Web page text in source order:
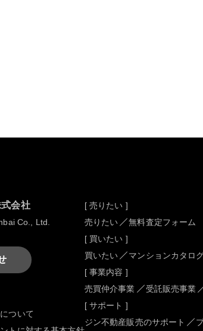
会社
Co., Ltd.
ついて
[ 売りたい ]
売りたい
無料査定フォーム
[ 買いたい ]
買いたい
マンションカタロ
[ 事業内容 ]
売買仲介事業
受託販売事業
[ サポート ]
ジン不動産販売のサポート